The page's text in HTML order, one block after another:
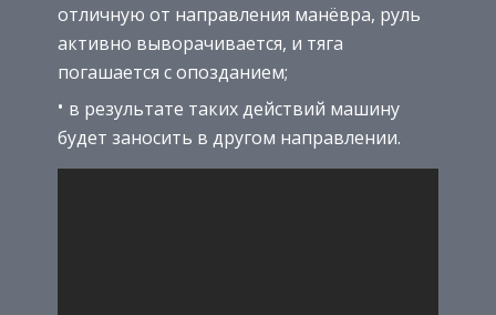
отличную от направления манёвра, руль
активно выворачивается, и тяга
погашается с опозданием;
в результате таких действий машину
будет заносить в другом направлении.